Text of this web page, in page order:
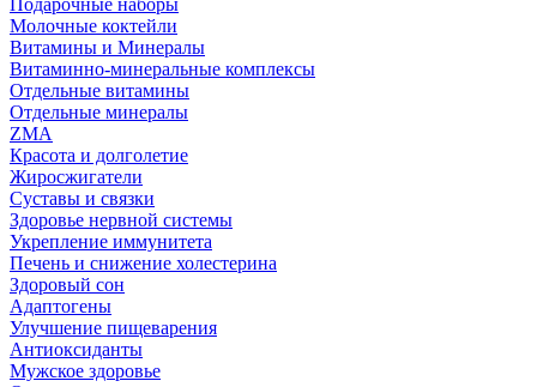
Подарочные наборы
Молочные коктейли
Витамины и Минералы
Витаминно-минеральные комплексы
Отдельные витамины
Отдельные минералы
ZMA
Красота и долголетие
Жиросжигатели
Суставы и связки
Здоровье нервной системы
Укрепление иммунитета
Печень и снижение холестерина
Здоровый сон
Адаптогены
Улучшение пищеварения
Антиоксиданты
Мужское здоровье